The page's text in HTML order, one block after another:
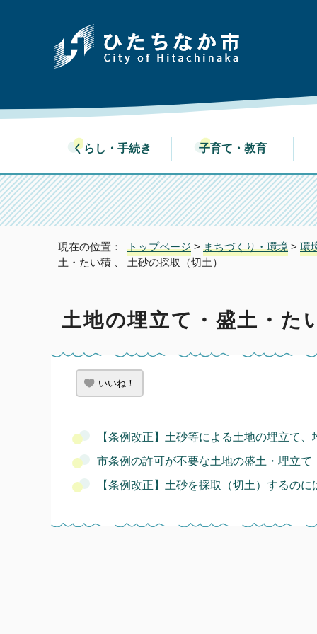
くらし・手続き 子育て・教育
現在の位置： トップページ > まちづくり・環境 > 環
土・たい積 、 土砂の採取（切土）
土地の埋立て・盛土・た
いいね！
【条例改正】土砂等による土地の埋立て
市条例の許可が不要な土地の盛土・埋立て
【条例改正】土砂を採取（切土）するの